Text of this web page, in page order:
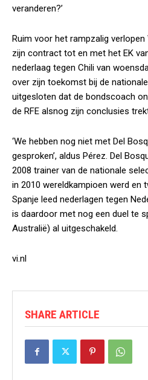
veranderen?’
Ruim voor het rampzalig verlopen
zijn contract tot en met het EK
nederlaag tegen Chili van
over zijn toekomst bij de
uitgesloten dat de bondscoach
de RFE alsnog zijn conclusies
‘We hebben nog niet met Del
gesproken’, aldus Pérez. Del
2008 trainer van de nationale
in 2010 wereldkampioen werd en
Spanje leed nederlagen tegen
is daardoor met nog een duel te
Australië) al uitgeschakeld.
vi.nl
SHARE ARTICLE